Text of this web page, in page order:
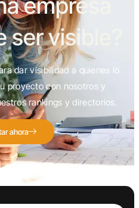
visible?
dar visibilidad a quienes lo
proyecto con nosotros y
rankings y directorios.
ahora